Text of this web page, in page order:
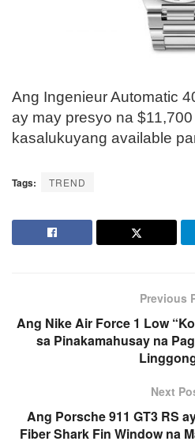
Ang Ingenieur Automatic
ay may presyo na
kasalukuyang available
Tags: TREND
Previous
Ang Nike Air Force 1 Low
sa Pinakamahusay na
Next
Ang Porsche 911 GT3 RS
Fiber Shark Fin Window na